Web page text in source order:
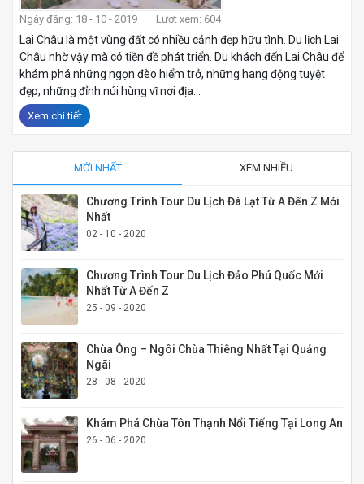
Ngày đăng: 18 - 10 - 2019 Lượt xem: 604
Lai Châu là một vùng đất có nhiều cảnh đẹp hữu tình. Du lịch Lai
Châu nhờ vậy mà có tiền đề phát triển. Du khách đến Lai Châu để
khám phá những ngọn đèo hiểm trở, những hang động tuyệt
đẹp, những đỉnh núi hùng vĩ nơi địa...
Xem chi tiết
MỚI NHẤT XEM NHIỀU
Chương Trình Tour Du Lịch Đà Lạt Từ A Đến Z Mới
Nhất
02 - 10 - 2020
Chương Trình Tour Du Lịch Đảo Phú Quốc Mới
Nhất Từ A Đến Z
25 - 09 - 2020
Chùa Ông – Ngôi Chùa Thiêng Nhất Tại Quảng
Ngãi
28 - 08 - 2020
Khám Phá Chùa Tôn Thạnh Nổi Tiếng Tại Long An
26 - 06 - 2020